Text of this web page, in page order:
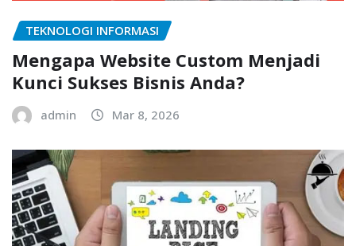
TEKNOLOGI INFORMASI
Mengapa Website Custom Menjadi
Kunci Sukses Bisnis Anda?
admin Mar 8, 2026